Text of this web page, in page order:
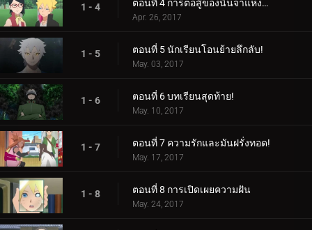
1 - 4 ตอนที่ 4 การต่อสู้ของนินจาแห่งเพศ!
Apr. 26, 2017
1 - 5 ตอนที่ 5 นักเรียนโอนย้ายลึกลับ!
May. 03, 2017
1 - 6 ตอนที่ 6 บทเรียนสุดท้าย!
May. 10, 2017
1 - 7 ตอนที่ 7 ความรักและมันฝรั่งทอด!
May. 17, 2017
1 - 8 ตอนที่ 8 การเปิดเผยความฝัน
May. 24, 2017